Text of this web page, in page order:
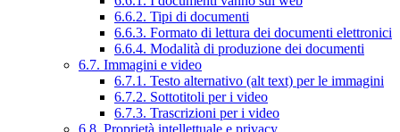
6.6.2. Tipi di documenti
6.6.3. Formato di lettura dei documenti elettronici
6.6.4. Modalità di produzione dei documenti
6.7. Immagini e video
6.7.1. Testo alternativo (alt text) per le immagini
6.7.2. Sottotitoli per i video
6.7.3. Trascrizioni per i video
6.8. Proprietà intellettuale e privacy